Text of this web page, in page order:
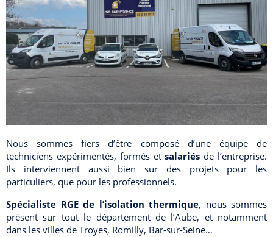
Nous sommes fiers d’être composé d’une équipe de
techniciens expérimentés, formés etsalariés de l’entreprise.
Ils interviennent aussi bien sur des projets pour les
particuliers, que pour les professionnels.
Spécialiste RGE de l’isolation thermique, nous sommes
présent sur tout le département de l’Aube, et notamment
dans les villes de Troyes, Romilly, Bar-sur-Seine…